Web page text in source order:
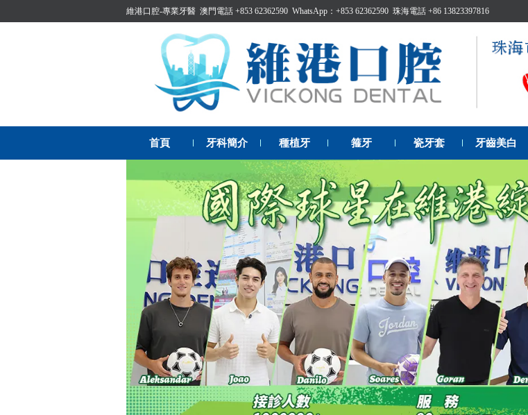
維港口腔-專業牙醫 澳門電話 +853 62362590 WhatsApp：+853 62362590 珠海電話 +86 13823397816
首頁 牙科簡介 種植牙 箍牙 瓷牙套 牙齒美白